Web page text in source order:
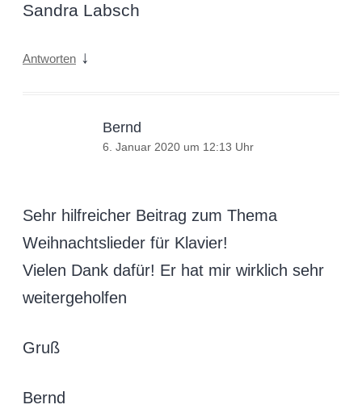
Sandra Labsch
Antworten ↓
Bernd
6. Januar 2020 um 12:13 Uhr
Sehr hilfreicher Beitrag zum Thema
Weihnachtslieder für Klavier!
Vielen Dank dafür! Er hat mir wirklich sehr
weitergeholfen
Gruß
Bernd